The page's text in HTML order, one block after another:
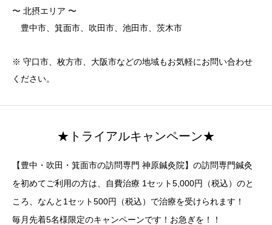
〜 北摂エリア 〜
豊中市、箕面市、吹田市、池田市、茨木市
※ 守口市、枚方市、大阪市などの地域もお気軽にお問い合わせ
ください。
★トライアルキャンペーン★
【豊中・吹田・箕面市の訪問専門 神原鍼灸院】の訪問専門鍼灸
を初めてご利用の方は、自費治療 1セット5,000円（税込）のと
ころ、なんと1セット500円（税込）で治療を受けられます！
毎月先着5名様限定のキャンペーンです！お急ぎを！！